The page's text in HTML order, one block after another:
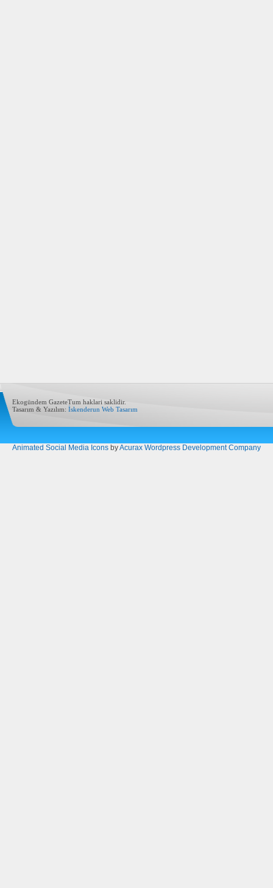
Ekogündem GazeteTum haklari saklidir.
Tasarım & Yazılım: İskenderun Web Tasarım
Animated Social Media Icons byAcurax Wordpress Development Company